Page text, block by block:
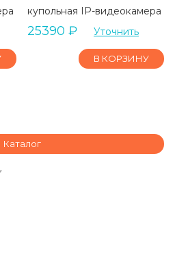
купольная IP-видеокамера
25390 ₽ Уточнить
В КОРЗИНУ
Каталог